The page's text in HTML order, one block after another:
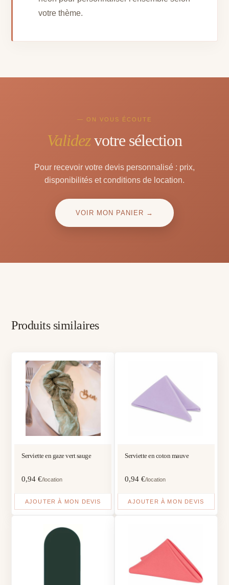
votre thème.
— ON VOUS ÉCOUTE
Validezvotre sélection
Pour recevoir votre devis personnalisé : prix,
disponibilités et conditions de location.
VOIR MON PANIER →
Produits similaires
Serviette en gaze vert sauge
0,94€/location
AJOUTER À MON DEVIS
Serviette en coton mauve
0,94 €/location
AJOUTER À MON DEVIS